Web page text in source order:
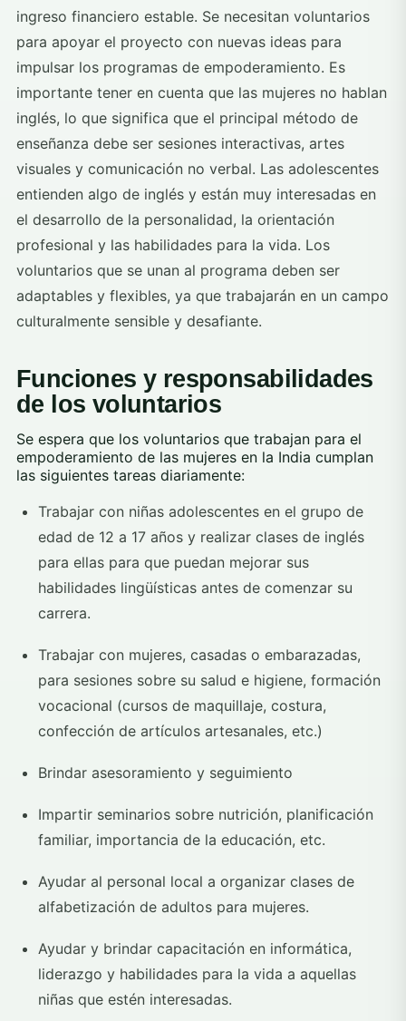
ingreso financiero estable. Se necesitan voluntarios
para apoyar el proyecto con nuevas ideas para
impulsar los programas de empoderamiento. Es
importante tener en cuenta que las mujeres no hablan
inglés, lo que significa que el principal método de
enseñanza debe ser sesiones interactivas, artes
visuales y comunicación no verbal. Las adolescentes
entienden algo de inglés y están muy interesadas en
el desarrollo de la personalidad, la orientación
profesional y las habilidades para la vida. Los
voluntarios que se unan al programa deben ser
adaptables y flexibles, ya que trabajarán en un campo
culturalmente sensible y desafiante.
Funciones y responsabilidades
de los voluntarios
Se espera que los voluntarios que trabajan para el
empoderamiento de las mujeres en la India cumplan
las siguientes tareas diariamente:
Trabajar con niñas adolescentes en el grupo de
edad de 12 a 17 años y realizar clases de inglés
para ellas para que puedan mejorar sus
habilidades lingüísticas antes de comenzar su
carrera.
Trabajar con mujeres, casadas o embarazadas,
para sesiones sobre su salud e higiene, formación
vocacional (cursos de maquillaje, costura,
confección de artículos artesanales, etc.)
Brindar asesoramiento y seguimiento
Impartir seminarios sobre nutrición, planificación
familiar, importancia de la educación, etc.
Ayudar al personal local a organizar clases de
alfabetización de adultos para mujeres.
Ayudar y brindar capacitación en informática,
liderazgo y habilidades para la vida a aquellas
niñas que estén interesadas.